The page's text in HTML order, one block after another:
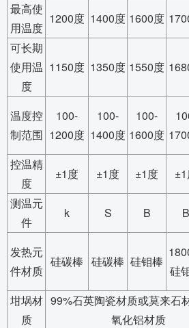
最高使
用温度
1200度 1400度 1600度
可长期
使用温
度
1150度 1350度 1550度
温度控
制范围
100-
1200度
100-
1400度
100-
1600度
控温精
度
±1度 ±1度 ±1度
测温元
件
k S B B
发热元
件材质
硅碳棒 硅碳棒 硅钼棒
硅
坩埚材
质
99%石英陶瓷材质或莫来石
氧化铝材质